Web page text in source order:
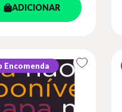
ADICIONAR
Encomenda